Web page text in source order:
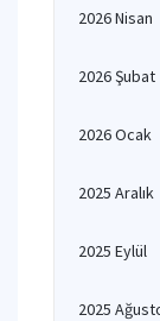
2026 Nisan
2026 Şubat
2026 Ocak
2025 Aralık
2025 Eylül
2025